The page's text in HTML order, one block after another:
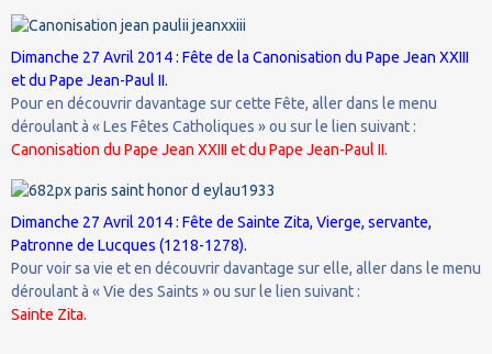
Dimanche 27 Avril 2014 : Fête de la Canonisation du Pape Jean XXIII
et du Pape Jean-Paul II.
Pour en découvrir davantage sur cette Fête, aller dans le menu
déroulant à « Les Fêtes Catholiques » ou sur le lien suivant :
Canonisation du Pape Jean XXIII et du Pape Jean-Paul II.
Dimanche 27 Avril 2014 : Fête de Sainte Zita, Vierge, servante,
Patronne de Lucques (1218-1278).
Pour voir sa vie et en découvrir davantage sur elle, aller dans le menu
déroulant à « Vie des Saints » ou sur le lien suivant :
Sainte Zita.